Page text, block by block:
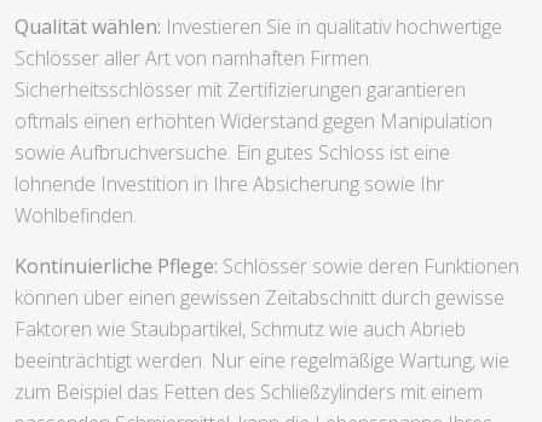
Qualität wählen: Investieren Sie in qualitativ hochwertige
Schlösser aller Art von namhaften Firmen.
Sicherheitsschlösser mit Zertifizierungen garantieren
oftmals einen erhöhten Widerstand gegen Manipulation
sowie Aufbruchversuche. Ein gutes Schloss ist eine
lohnende Investition in Ihre Absicherung sowie Ihr
Wohlbefinden.
Kontinuierliche Pflege: Schlösser sowie deren Funktionen
können über einen gewissen Zeitabschnitt durch gewisse
Faktoren wie Staubpartikel, Schmutz wie auch Abrieb
beeinträchtigt werden. Nur eine regelmäßige Wartung, wie
zum Beispiel das Fetten des Schließzylinders mit einem